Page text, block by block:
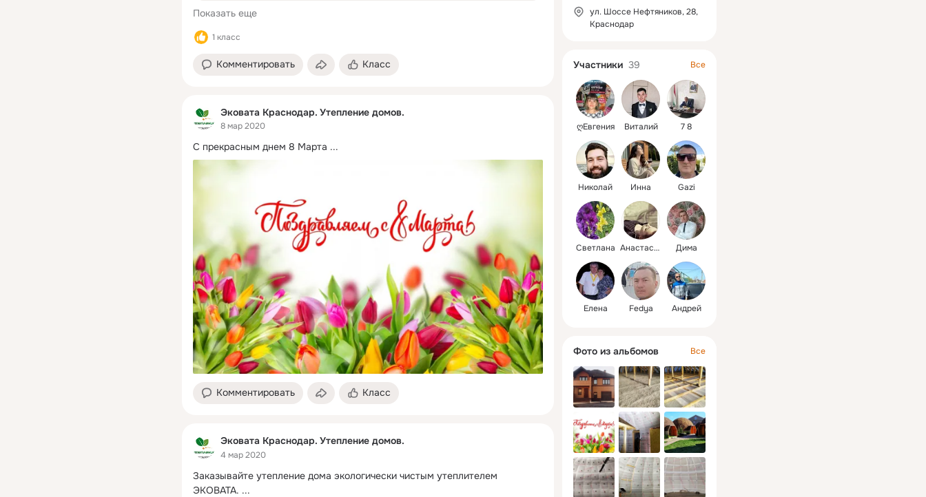
Показать еще
1 класс
Комментировать Класс
Эковата Краснодар. Утепление домов.
8 мар 2020
С прекрасным днем 8 Марта ...
Комментировать Класс
Эковата Краснодар. Утепление домов.
4 мар 2020
Заказывайте утепление дома экологически чистым утеплителем
ЭКОВАТА. ...
ул. Шоссе Нефтяников, 28,
Краснодар
Участники 39 Все
ღЕвгения Виталий 7 8
Николай Инна Gazi
Светлана Анастасия Дима
Елена Fedya Андрей
Фото из альбомов Все